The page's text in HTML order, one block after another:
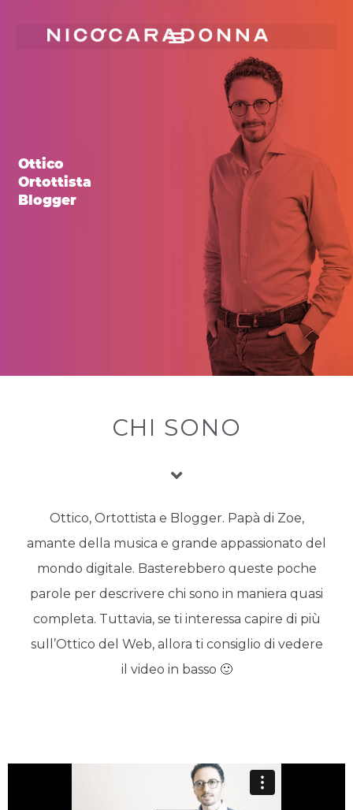
Ottico
Ortottista
Blogger
CHI SONO
Ottico, Ortottista e Blogger. Papà di Zoe,
amante della musica e grande appassionato del
mondo digitale. Basterebbero queste poche
parole per descrivere chi sono in maniera quasi
completa. Tuttavia, se ti interessa capire di più
sull’Ottico del Web, allora ti consiglio di vedere
il video in basso 🙂